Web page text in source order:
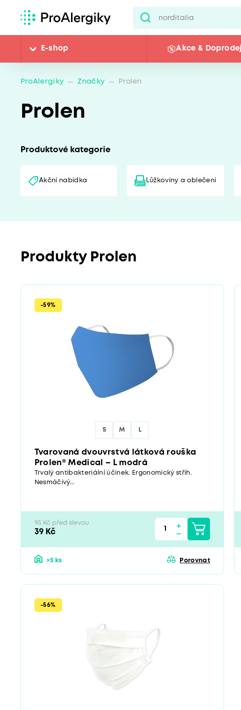
E-shop Akce & Doprodej
ProAlergiky Značky Prolen
Prolen
Produktové kategorie
Akční nabídka Lůžkoviny a oblečení
Produkty Prolen
-59%
S M L
Tvarovaná dvouvrstvá látková rouška
Prolen® Medical – L modrá
Trvalý antibakteriální účinek. Ergonomický střih.
Nesmáčivý...
95 Kč před slevou
39 Kč
>5 ks Porovnat
-56%